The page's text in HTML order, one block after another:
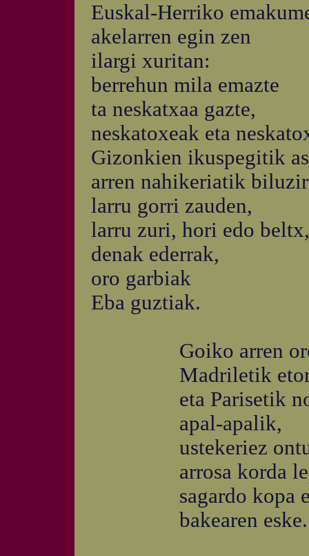
Euskal-Herriko
akelarren egin zen
ilargi xuritan:
berrehun mila emazte
ta neskatxaa gazte,
neskatoxeak eta
Gizonkien ikuspegitik
arren nahikeriatik
larru gorri zauden,
larru zuri, hori edo beltx,
denak ederrak,
oro garbiak
Eba guztiak.
Goiko arren
Madriletik etorri
eta Parisetik
apal-apalik,
ustekeriez
arrosa korda
sagardo kopa
bakearen eske.